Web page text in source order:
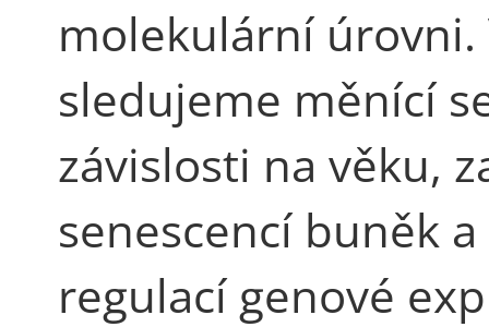
molekulární
sledujeme měnící
závislosti na věku,
senescencí buněk
regulací genové